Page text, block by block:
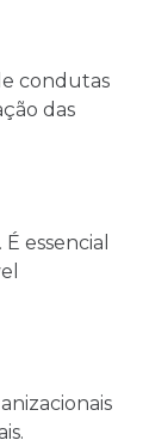
condutas
das
essencial